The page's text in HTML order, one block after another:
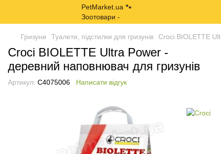
Гризуни Туалети, підстилки для гризунів Croci BIOLETTE
Croci BIOLETTE Ultra Power -
деревний наповнювач для гризунів
Артикул: C4075006 Написати відгук